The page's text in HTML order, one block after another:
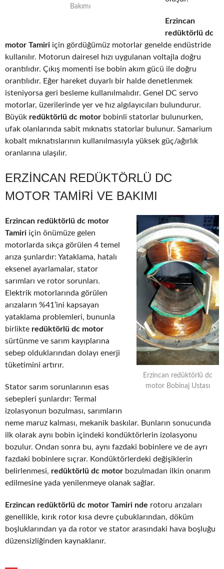
Bakımı
Erzincan
redüktörlü dc
motor Tamiri için gördüğümüz motorlar genelde endüstride
kullanılır. Motorun dairesel hızı uygulanan voltajla doğru
orantılıdır. Çıkış momenti ise bobin akım gücü ile doğru
orantılıdır. Eğer hareket duyarlı bir halde denetlenmek
isteniyorsa geri besleme kullanılmalıdır. Genel DC servo
motorlar, üzerilerinde yer ve hız algılayıcıları bulundurur.
Büyük redüktörlü dc motor bobinli statorlar bulunurken,
ufak olanlarında sabit mıknatıs statorlar bulunur. Samarium
kobalt mıknatıslarının kullanılmasıyla yüksek güç/ağırlık
oranlarına ulaşılır.
ERZINCAN REDÜKTÖRLÜ DC
MOTOR TAMIRI VE BAKIMI
Erzincan redüktörlü dc
motor Bobinaj Ustası
Erzincan redüktörlü dc motor
Tamiri için önümüze gelen
motorlarda sıkça görülen 4 temel
arıza şunlardır: Yataklama, hatalı
eksenel ayarlamalar, stator
sarımları ve rotor sorunları.
Elektrik motorlarında görülen
arızaların %41’ini kapsayan
yataklama problemleri, bununla
birlikte redüktörlü dc motor
sürtünme ve sarım kayıplarına
sebep olduklarından dolayı enerji
tüketimini artırır.
Stator sarım sorunlarının esas
sebepleri şunlardır: Termal
izolasyonun bozulması, sarımların
neme maruz kalması, mekanik baskılar. Bunların sonucunda
ilk olarak aynı bobin içindeki kondüktörlerin izolasyonu
bozulur. Ondan sonra bu, aynı fazdaki bobinlere ve de ayrı
fazdaki bobinlere sıçrar. Kondüktörlerdeki değişiklerin
belirlenmesi, redüktörlü dc motor bozulmadan ilkin onarım
edilmesine yada yenilenmeye olanak sağlar.
Erzincan redüktörlü dc motor Tamiri nde rotoru arızaları
genellikle, kırık rotor kısa devre çubuklarından, döküm
boşluklarından ya da rotor ve stator arasındaki hava boşluğu
düzensizliğinden kaynaklanır.